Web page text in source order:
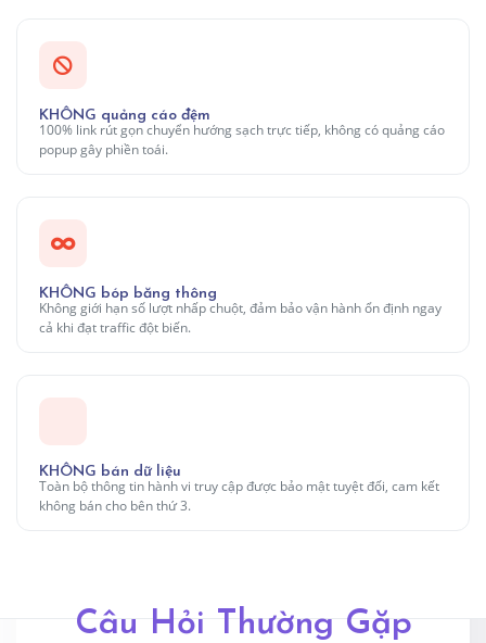
KHÔNG quảng cáo đệm
100% link rút gọn chuyển hướng sạch trực tiếp, không có quảng cáo
popup gây phiền toái.
KHÔNG bóp băng thông
Không giới hạn số lượt nhấp chuột, đảm bảo vận hành ổn định ngay
cả khi đạt traffic đột biến.
KHÔNG bán dữ liệu
Toàn bộ thông tin hành vi truy cập được bảo mật tuyệt đối, cam kết
không bán cho bên thứ 3.
Câu Hỏi Thường Gặp